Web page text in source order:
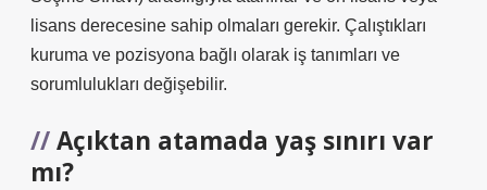
lisans derecesine sahip olmaları gerekir. Çalıştıkları
kuruma ve pozisyona bağlı olarak iş tanımları ve
sorumlulukları değişebilir.
Açıktan atamada yaş sınırı var
mı?